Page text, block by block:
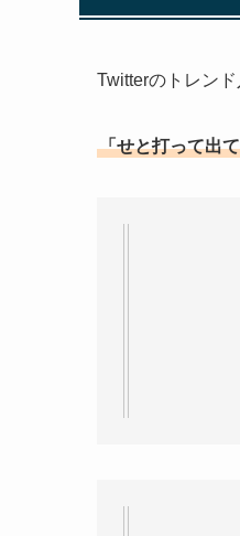
Twitterのトレンド
「せと打って出